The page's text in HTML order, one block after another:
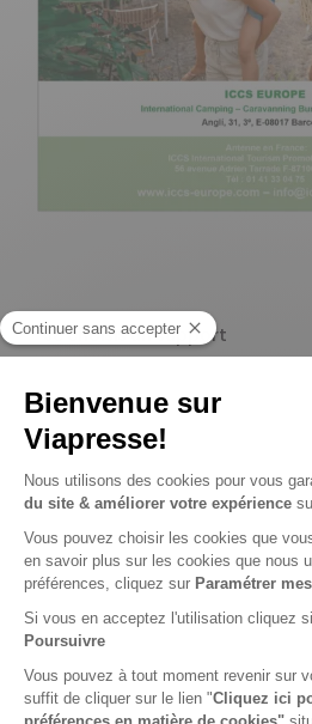
Je choisis un support
Papier
Je choisis une durée
Abonnement 1 an
10 n° • Papier + Version digitale
79€90
Tarif France métropolitaine
Renouvellement à date